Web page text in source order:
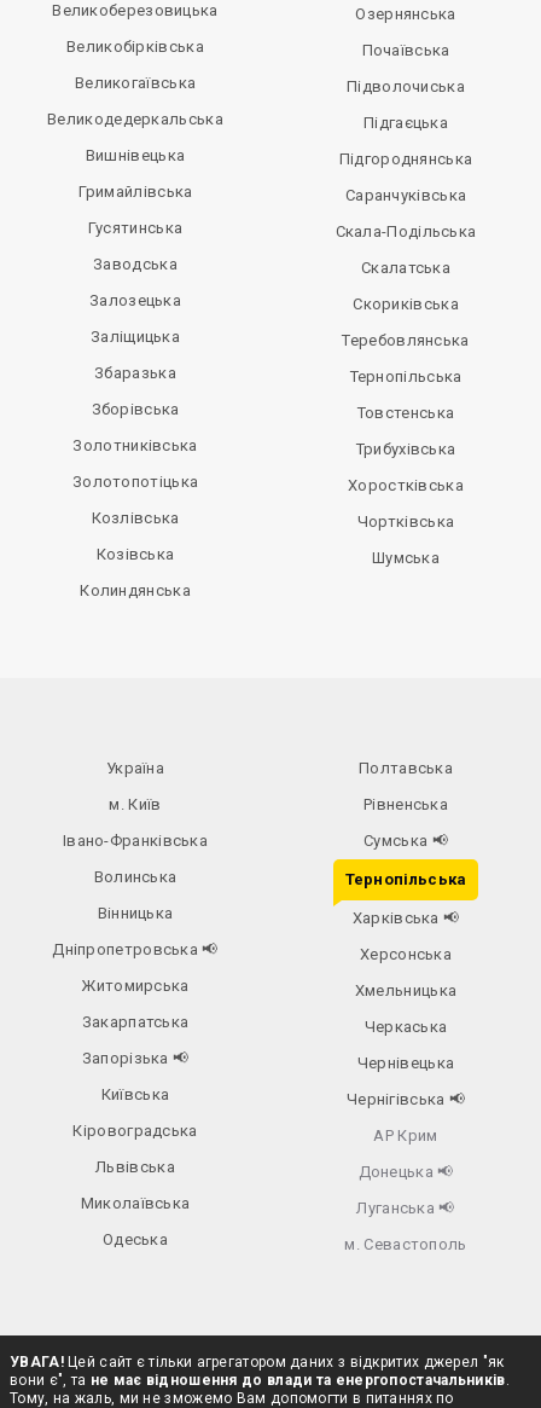
Великоберезовицька
Великобірківська
Великогаївська
Великодедеркальська
Вишнівецька
Гримайлівська
Гусятинська
Заводська
Залозецька
Заліщицька
Збаразька
Зборівська
Золотниківська
Золотопотіцька
Козлівська
Козівська
Колиндянська
Озернянська
Почаївська
Підволочиська
Підгаєцька
Підгороднянська
Саранчуківська
Скала-Подільська
Скалатська
Скориківська
Теребовлянська
Тернопільська
Товстенська
Трибухівська
Хоростківська
Чортківська
Шумська
Україна
м. Київ
Івано-Франківська
Волинська
Вінницька
Дніпропетровська📢
Житомирська
Закарпатська
Запорізька 📢
Київська
Кіровоградська
Львівська
Миколаївська
Одеська
Полтавська
Рівненська
Сумська 📢
Тернопільська
Харківська 📢
Херсонська
Хмельницька
Черкаська
Чернівецька
Чернігівська 📢
АР Крим
Донецька 📢
Луганська 📢
м. Севастополь
УВАГА!Цей сайт є тільки агрегатором даних з відкритих джерел "як
вони є", та не має відношення до влади та енергопостачальників.
Тому, на жаль, ми не зможемо Вам допомогти в питаннях по